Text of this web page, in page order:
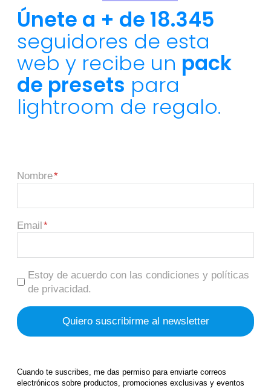
Únete a + de 18.345
seguidores de esta
web y recibe un pack
de presets para
lightroom de regalo.
Nombre
Email
Estoy de acuerdo con las condiciones y políticas
de privacidad.
Cuando te suscribes, me das permiso para enviarte correos
electrónicos sobre productos, promociones exclusivas y eventos